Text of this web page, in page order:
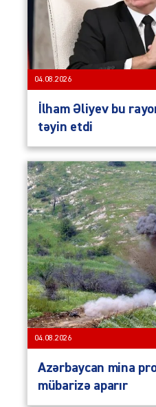
04.08.2026
İlham Əliyev bu
təyin etdi
04.08.2026
Azərbaycan mina
mübarizə aparır